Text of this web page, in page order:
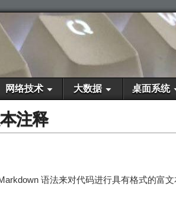
网络技术 大数据 桌面系统
注释
语法来对代码进行具有格式的富